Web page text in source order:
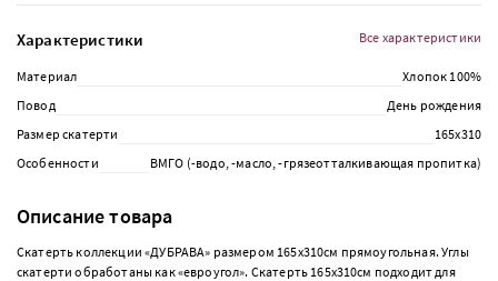
Характеристики
Материал
Хлопок 100%
Повод
День рождения
Размер скатерти
165х310
Особенности
ВМГО (-водо, -масло, -грязеотталкивающая пропитка)
Все характеристики
Описание товара
Скатерть коллекции «ДУБРАВА» размером 165х310см прямоугольная. Углы
скатерти обработаны как «евроугол». Скатерть 165х310см подходит для